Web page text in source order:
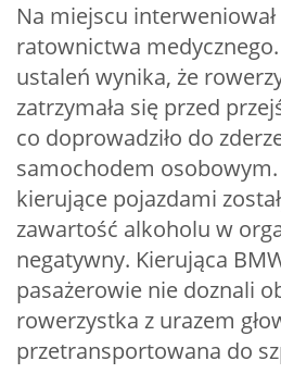
Na miejscu interweniował
ratownictwa
ustaleń wynika, że
zatrzymała się przed
co doprowadziło do
samochodem
kierujące pojazdami
zawartość alkoholu w
negatywny. Kierująca
pasażerowie nie doznali
rowerzystka z urazem
przetransportowana do